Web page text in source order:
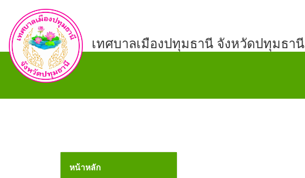
เทศบาลเมืองปทุมธานี จังหวัดปทุมธานี
หน้าหลัก